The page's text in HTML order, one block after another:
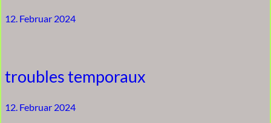
12. Februar 2024
troubles temporaux
12. Februar 2024